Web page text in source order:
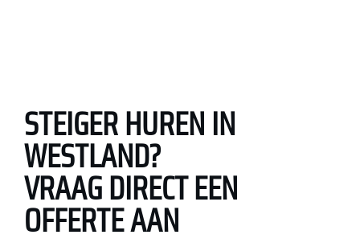
STEIGER HUREN IN
WESTLAND?
VRAAG DIRECT EEN
OFFERTE AAN